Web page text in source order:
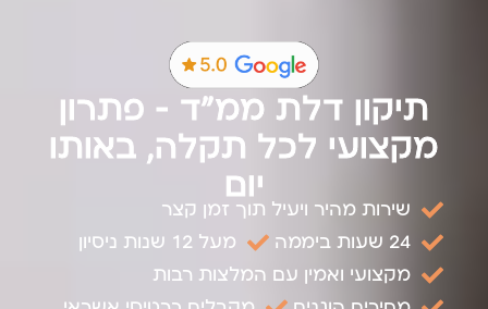
תיקון דלת ממ"ד – פתרון
מקצועי לכל תקלה, באותו
יום
שירות מהיר ויעיל תוך זמן קצר
24 שעות ביממה
מעל 12 שנות ניסיון
מקצועי ואמין עם המלצות רבות